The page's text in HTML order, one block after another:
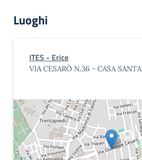
Luoghi
ITES - Erice
VIA CESARÒ N.36 - CASA